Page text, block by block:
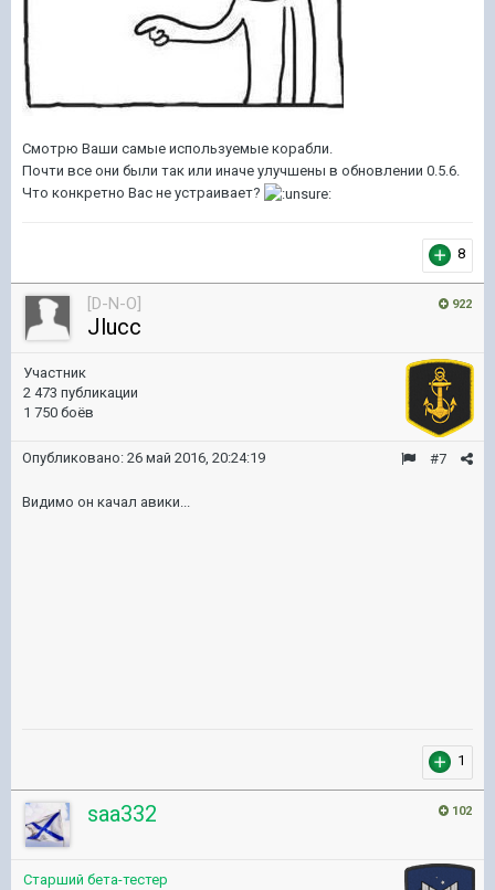
Смотрю Ваши самые используемые корабли.
Почти все они были так или иначе улучшены в обновлении 0.5.6.
Что конкретно Вас не устраивает?
8
922
[D-N-O]
Jlucc
Участник
2 473 публикации
1 750 боёв
#7
Опубликовано: 26 май 2016, 20:24:19
Видимо он качал авики...
1
102
saa332
Старший бета-тестер